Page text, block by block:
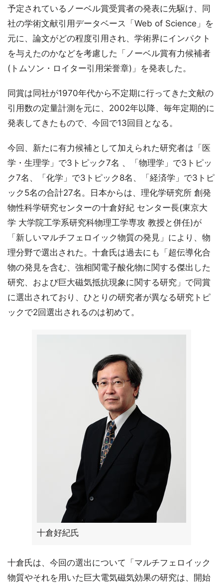
予定されているノーベル賞受賞者の発表に先駆け、同
社の学術文献引用データベース「Web of Science」を
元に、論文がどの程度引用され、学術界にインパクト
を与えたのかなどを考慮した「ノーベル賞有力候補者
(トムソン・ロイター引用栄誉章)」を発表した。
同賞は同社が1970年代から不定期に行ってきた文献の
引用数の定量計測を元に、2002年以降、毎年定期的に
発表してきたもので、今回で13回目となる。
今回、新たに有力候補として加えられた研究者は「医
学・生理学」で3トピック7名 、「物理学」で3トピッ
ク7名、「化学」で3トピック8名、「経済学」で3トピ
ック5名の合計27名。日本からは、理化学研究所 創発
物性科学研究センターの十倉好紀 センター長(東京大
学 大学院工学系研究科物理工学専攻 教授と併任)が
「新しいマルチフェロイック物質の発見」により、物
理分野で選出された。十倉氏は過去にも「超伝導化合
物の発見を含む、強相関電子酸化物に関する傑出した
研究、および巨大磁気抵抗現象に関する研究」で同賞
に選出されており、ひとりの研究者が異なる研究トピ
ックで2回選出されるのは初めて。
十倉好紀氏
十倉氏は、今回の選出について「マルチフェロイック
物質やそれを用いた巨大電気磁気効果の研究は、開始